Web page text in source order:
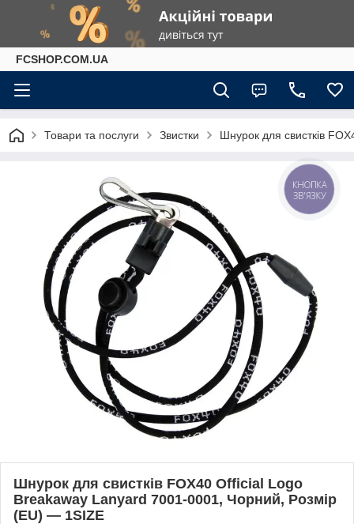
FCSHOP.COM.UA
Товари та послуги Звистки Шнурок для свистків
Шнурок для свистків FOX40 Official Logo
Breakaway Lanyard 7001-0001, Чорний, Розмір
(EU) — 1SIZE
КНОПКА
ЗВ'ЯЗКУ